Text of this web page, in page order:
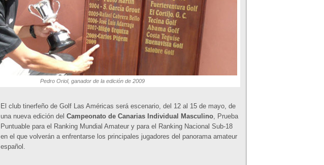
Pedro Oriol, ganador de la edición de 2009
El club tinerfeño de Golf Las Américas será escenario, del 12 al 15 de mayo, de
una nueva edición del Campeonato de Canarias Individual Masculino, Prueba
Puntuable para el Ranking Mundial Amateur y para el Ranking Nacional Sub-18
en el que volverán a enfrentarse los principales jugadores del panorama amateur
español.